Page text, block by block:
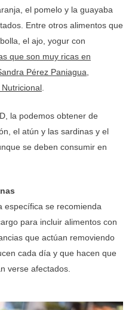
el pomelo y la guayaba
Entre otros alimentos que
el ajo, yogur con
que son muy ricas en
Pérez Paniagua,
.
la podemos obtener de
el atún y las sardinas y el
se deben consumir en
específica se recomienda
para incluir alimentos con
que actúan removiendo
cada día y que hacen que
verse afectados.